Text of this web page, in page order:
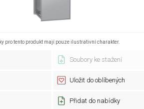
pro tento produkt mají pouze ilustrativní charakter.
Soubory ke stažení
Uložit do oblíbených
Přidat do nabídky